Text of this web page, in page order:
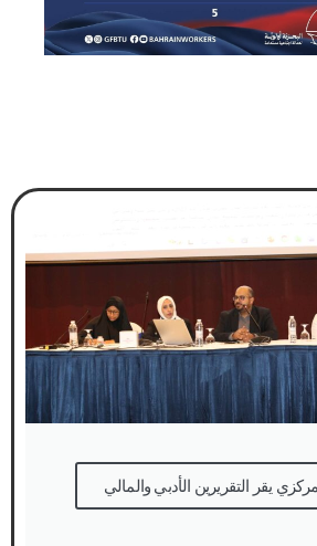
يقر التقريرين الأدبي والمالي